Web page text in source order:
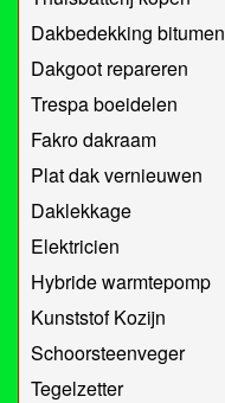
Dakbedekking bitumen
Dakgoot repareren
Trespa boeidelen
Fakro dakraam
Plat dak vernieuwen
Daklekkage
Elektricien
Hybride warmtepomp
Kunststof Kozijn
Schoorsteenveger
Tegelzetter